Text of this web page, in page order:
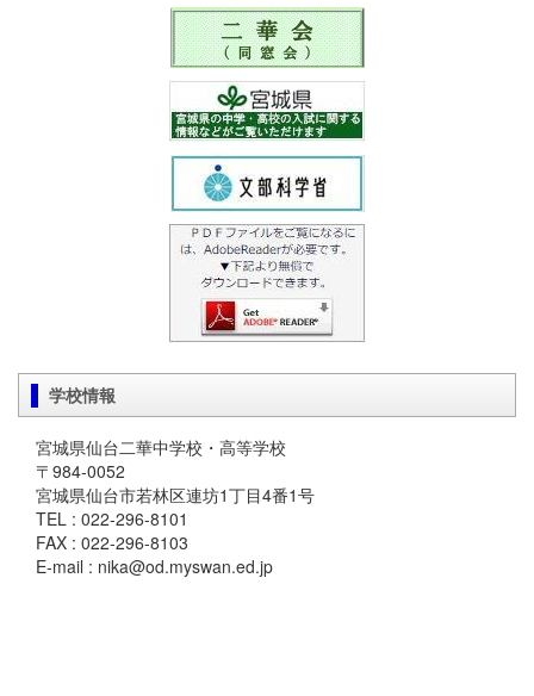
学校情報
宮城県仙台二華中学校・高等学校
〒984-0052
宮城県仙台市若林区連坊1丁目4番1号
TEL : 022-296-8101
FAX : 022-296-8103
E-mail : nika@od.myswan.ed.jp